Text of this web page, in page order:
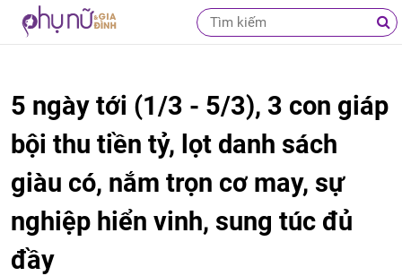
5 ngày tới (1/3 - 5/3), 3 con giáp
bội thu tiền tỷ, lọt danh sách
giàu có, nắm trọn cơ may, sự
nghiệp hiển vinh, sung túc đủ
đầy